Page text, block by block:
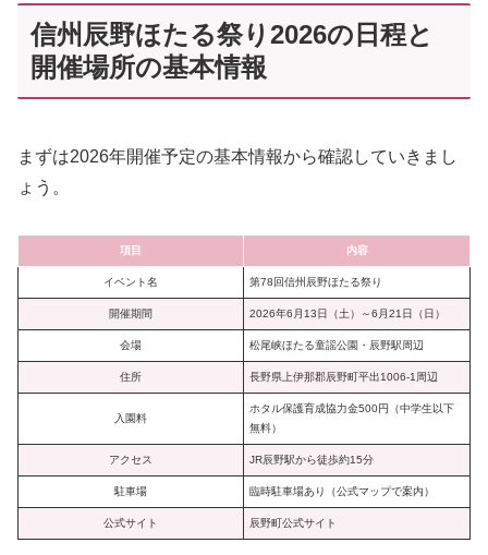
信州辰野ほたる祭り2026の日程と
開催場所の基本情報
まずは2026年開催予定の基本情報から確認していきまし
ょう。
項目 内容
イベント名 第78回信州辰野ほたる祭り
開催期間 2026年6月13日（土）～6月21日（日）
会場 松尾峡ほたる童謡公園・辰野駅周辺
住所 長野県上伊那郡辰野町平出1006-1周辺
入園料
ホタル保護育成協力金500円（中学生以下
無料）
アクセス JR辰野駅から徒歩約15分
駐車場 臨時駐車場あり（公式マップで案内）
公式サイト 辰野町公式サイト